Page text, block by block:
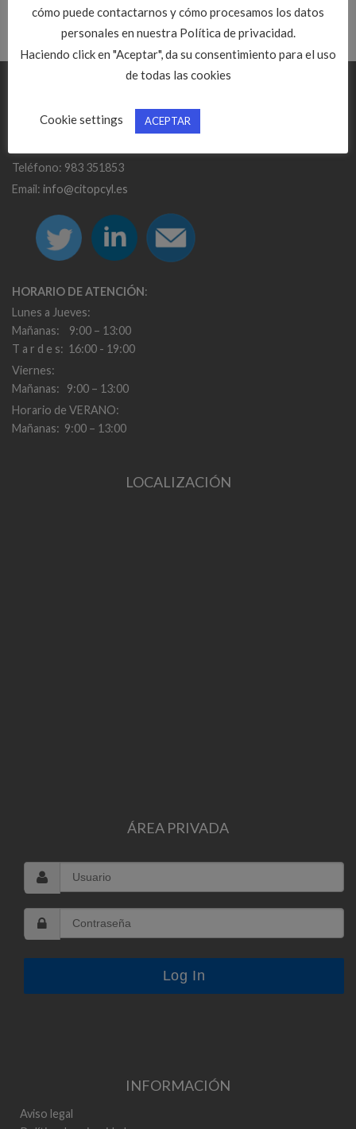
C/ De la Morena, 21 Bajo
Teléfono: 983 351853
Email: info@citopcyl.es
HORARIO DE ATENCIÓN:
Lunes a Jueves:
Mañanas: 9:00 – 13:00
T a r d e s: 16:00 - 19:00
Viernes:
Mañanas: 9:00 – 13:00
Horario de VERANO:
Mañanas: 9:00 – 13:00
LOCALIZACIÓN
ÁREA PRIVADA
INFORMACIÓN
Aviso legal
cómo puede contactarnos y cómo procesamos los datos
personales en nuestra Política de privacidad.
Haciendo click en "Aceptar", da su consentimiento para el uso
de todas las cookies
Cookie settings ACEPTAR